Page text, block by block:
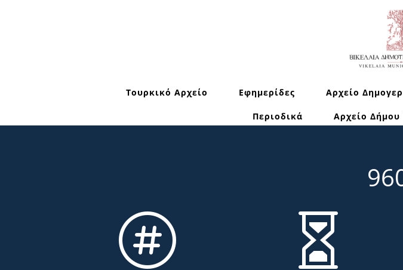
Τουρκικό Αρχείο Εφημερίδες Αρχείο
Περιοδικά Αρχείο
 